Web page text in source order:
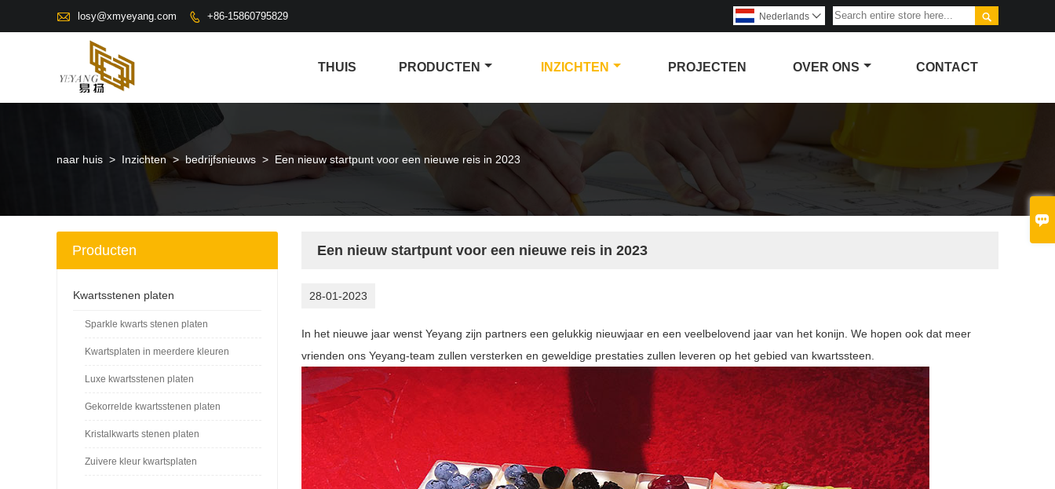

 losy@xmyeyang.com  +86-15860795829 
Nederlands 
THUIS PRODUCTEN INZICHTEN PROJECTEN OVER ONS CONTACT
naar huis > Inzichten > bedrijfsnieuws > Een nieuw startpunt voor een nieuwe reis in 2023
Een nieuw startpunt voor een nieuwe reis in 2023
28-01-2023
In het nieuwe jaar wenst Yeyang zijn partners een gelukkig nieuwjaar en een veelbelovend jaar van het konijn. We hopen ook dat meer
vrienden ons Yeyang-team zullen versterken en geweldige prestaties zullen leveren op het gebied van kwartssteen.
Producten
Kwartsstenen platen
Sparkle kwarts stenen platen
Kwartsplaten in meerdere kleuren
Luxe kwartsstenen platen
Gekorrelde kwartsstenen platen
Kristalkwarts stenen platen
Zuivere kleur kwartsplaten